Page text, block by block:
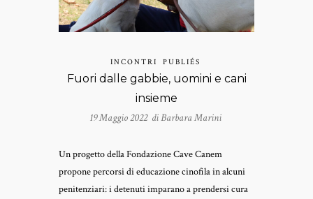
INCONTRI PUBLIÉS
Fuori dalle gabbie, uomini e cani
insieme
19 Maggio 2022 diBarbara Marini
Un progetto della Fondazione Cave Canem
propone percorsi di educazione cinofila in alcuni
penitenziari: i detenuti imparano a prendersi cura